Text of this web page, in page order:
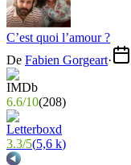
C’est quoi l’amour ?
De Fabien Gorgeart·
6.6/10(208)
3.3/5(5,6 k)